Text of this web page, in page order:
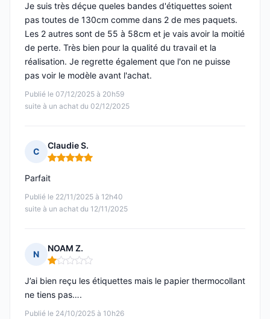
Publié le 07/12/2025 à 20h59
suite à un achat du 02/12/2025
Je suis très déçue queles bandes d'étiquettes soient
pas toutes de 130cm comme dans 2 de mes paquets.
Les 2 autres sont de 55 à 58cm et je vais avoir la moitié
de perte. Très bien pour la qualité du travail et la
réalisation. Je regrette également que l'on ne puisse
pas voir le modèle avant l'achat.
C
Claudie S.
Note : 5 sur 5
Publié le 22/11/2025 à 12h40
suite à un achat du 12/11/2025
Parfait
N
NOAM Z.
Note : 1 sur 5
Publié le 24/10/2025 à 10h26
J’ai bien reçu les étiquettes mais le papier thermocollant
ne tiens pas….